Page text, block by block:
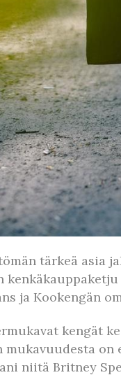
tärkeä asia
ja Kookengän
kengät
mukavuudesta
niitä Britney